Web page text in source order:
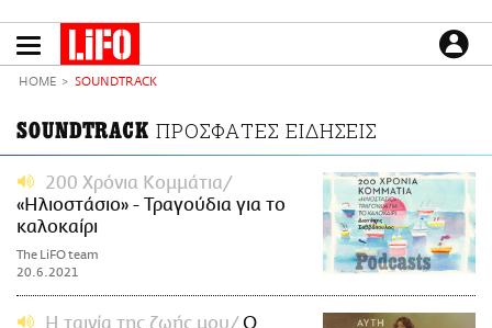
το
ΕΙΔΗΣΕΙΣ
CULTURE
ΑΠΟΨΕΙΣ
ΤΡΟΠΟΣ ΖΩΗΣ
PODCASTS
Plus
HOME SOUNDTRACK
SOUNDTRACK ΠΡΟΣΦΑΤΕΣ ΕΙΔΗΣΕΙΣ
200 Χρόνια Κομμάτια
«Ηλιοστάσιο» - Τραγούδια για το
καλοκαίρι
The LiFO team
20.6.2021
Η ταινία της ζωής μου
Ο